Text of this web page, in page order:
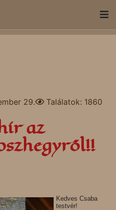
29. Találatok: 1860
az
Kedves Csaba
testvér!